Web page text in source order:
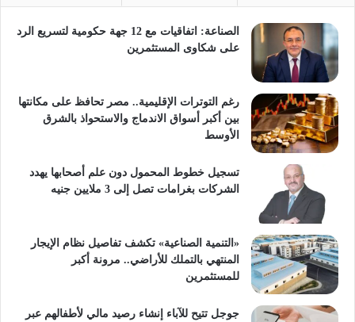
الصناعة: اتفاقيات مع 12 جهة حكومية لتسريع الرد
على شكاوى المستثمرين
رغم التوترات الإقليمية.. مصر تحافظ على مكانتها
بين أكبر أسواق الاندماج والاستحواذ بالشرق
الأوسط
تسجيل خطوط المحمول دون علم أصحابها يهدد
الشركات بغرامات تصل إلى 3 ملايين جنيه
«التنمية الصناعية» تكشف تفاصيل نظام الإيجار
المنتهي بالتملك للأراضي.. مرونة أكبر
للمستثمرين
جوجل تتيح للآباء إنشاء رصيد مالي لأطفالهم عبر